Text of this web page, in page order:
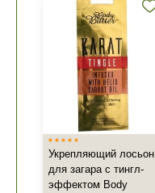
Укрепляющий лосьон
для загара с тингл-
эффектом Body